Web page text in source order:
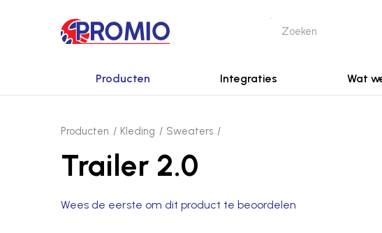
Producten Integraties Wat
Producten Kleding Sweaters
Trailer 2.0
Wees de eerste om dit product te beoordelen